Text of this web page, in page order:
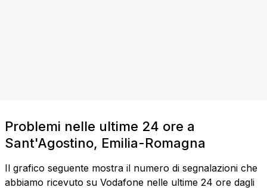
Problemi nelle ultime 24 ore a
Sant'Agostino, Emilia-Romagna
Il grafico seguente mostra il numero di segnalazioni che
abbiamo ricevuto su Vodafone nelle ultime 24 ore dagli